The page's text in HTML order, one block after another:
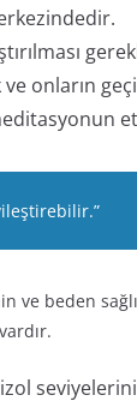
onların
ve beden